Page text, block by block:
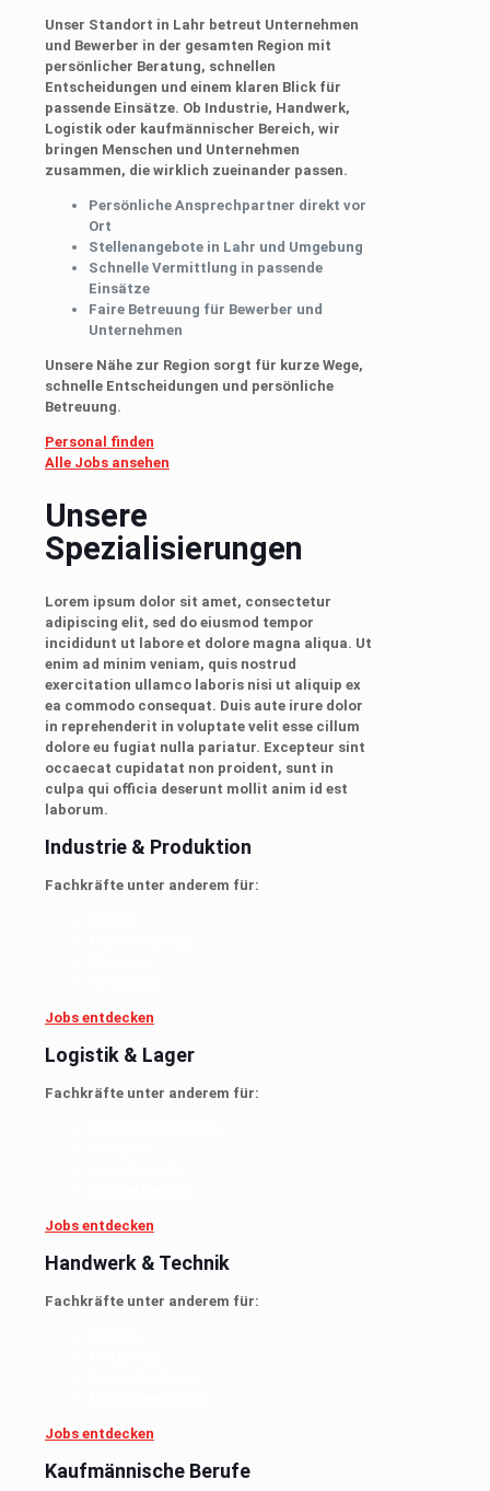
Unser Standort in Lahr betreut Unternehmen
und Bewerber in der gesamten Region mit
persönlicher Beratung, schnellen
Entscheidungen und einem klaren Blick für
passende Einsätze. Ob Industrie, Handwerk,
Logistik oder kaufmännischer Bereich, wir
bringen Menschen und Unternehmen
zusammen, die wirklich zueinander passen.
Persönliche Ansprechpartner direkt vor
Ort
Stellenangebote in Lahr und Umgebung
Schnelle Vermittlung in passende
Einsätze
Faire Betreuung für Bewerber und
Unternehmen
Unsere Nähe zur Region sorgt für kurze Wege,
schnelle Entscheidungen und persönliche
Betreuung.
Personal finden
Alle Jobs ansehen
Unsere
Spezialisierungen
Lorem ipsum dolor sit amet, consectetur
adipiscing elit, sed do eiusmod tempor
incididunt ut labore et dolore magna aliqua. Ut
enim ad minim veniam, quis nostrud
exercitation ullamco laboris nisi ut aliquip ex
ea commodo consequat. Duis aute irure dolor
in reprehenderit in voluptate velit esse cillum
dolore eu fugiat nulla pariatur. Excepteur sint
occaecat cupidatat non proident, sunt in
culpa qui officia deserunt mollit anim id est
laborum.
Industrie & Produktion
Fachkräfte unter anderem für:
Jobs entdecken
Logistik & Lager
Fachkräfte unter anderem für:
Jobs entdecken
Handwerk & Technik
Fachkräfte unter anderem für:
Jobs entdecken
Kaufmännische Berufe